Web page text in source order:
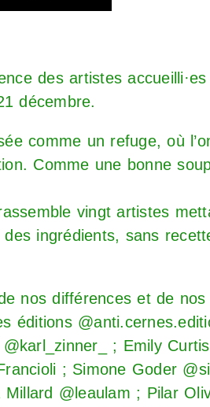
des artistes
décembre.
comme un refuge, où
Comme une bonne
vingt artistes
ingrédients, sans
nos différences et de
éditions
; Emily
; Simone Goder
@leaulam ; Pilar